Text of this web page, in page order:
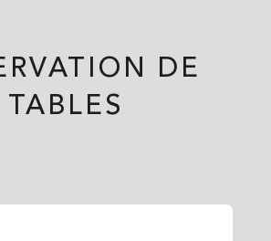
DE
TABLES